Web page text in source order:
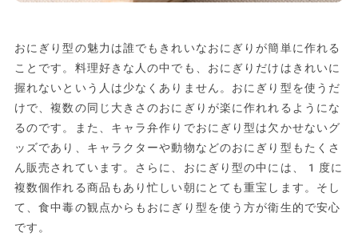
おにぎり型の魅力は誰でもきれいなおにぎりが簡単に作れる
ことです。料理好きな人の中でも、おにぎりだけはきれいに
握れないという人は少なくありません。おにぎり型を使うだ
けで、複数の同じ大きさのおにぎりが楽に作れれるようにな
るのです。また、キャラ弁作りでおにぎり型は欠かせないグ
ッズであり、キャラクターや動物などのおにぎり型もたくさ
ん販売されています。さらに、おにぎり型の中には、1度に
複数個作れる商品もあり忙しい朝にとても重宝します。そし
て、食中毒の観点からもおにぎり型を使う方が衛生的で安心
です。